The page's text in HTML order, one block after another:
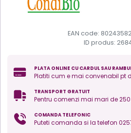
EAN code:
ID produs:
PLATA ONLINE CU CARDUL SAU
Platiti cum e mai convenabil pt
TRANSPORT GRATUIT
Pentru comenzi mai mari de
COMANDA TELEFONIC
Puteti comanda si la telefon